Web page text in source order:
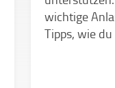
wichtige
Tipps, wie